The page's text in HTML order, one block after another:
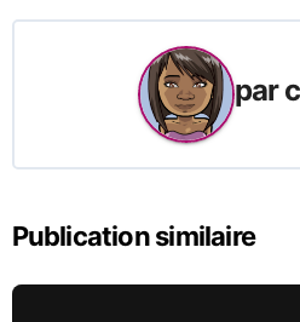
par
Publication similaire